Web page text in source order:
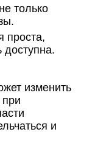
только
проста,
доступна.
изменить
при
и